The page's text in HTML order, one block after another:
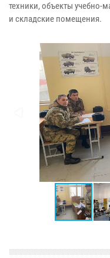
техники, объекты учебно-
и складские помещения.